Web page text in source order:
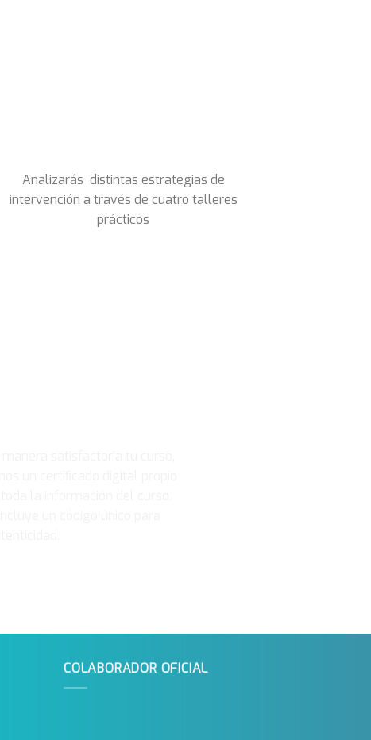
Analizarás distintas estrategias de
intervención a través de cuatro talleres
prácticos
COLABORADOR OFICIAL